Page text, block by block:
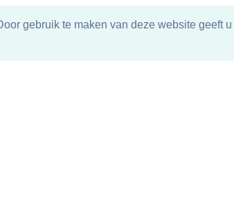
gebruik te maken van deze website geeft